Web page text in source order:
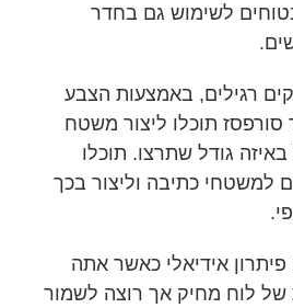
בטוחים לשימוש גם בחדר
רגילים, באמצעות הצבע
תוכלו ליצור משטח
גודל שתרצו. תוכלו
למשטחי כתיבה וליצור בכך
אידיאלי כאשר אתה
של לוח מחיק אך רוצה לשמור